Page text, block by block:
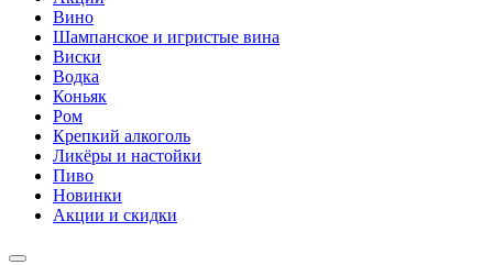
Вино
Шампанское и игристые вина
Виски
Водка
Коньяк
Ром
Крепкий алкоголь
Ликёры и настойки
Пиво
Новинки
Акции и скидки